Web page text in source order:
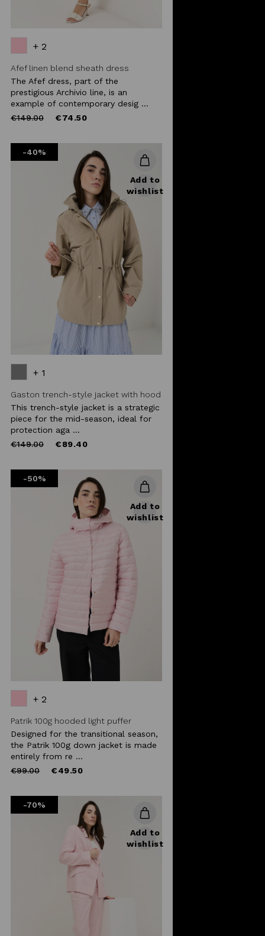
+ 2
Afef linen blend sheath dress
The Afef dress, part of the
prestigious Archivio line, is an
example of contemporary desig ...
Price
€149.00to €74.50
-40%
Add to
wishlist
+ 1
Gaston trench-style jacket with hood
This trench-style jacket is a strategic
piece for the mid-season, ideal for
protection aga ...
Price
€149.00to €89.40
-50%
Add to
wishlist
+ 2
Patrik 100g hooded light puffer
Designed for the transitional season,
the Patrik 100g down jacket is made
entirely from re ...
Price
€99.00to €49.50
-70%
Add to
wishlist